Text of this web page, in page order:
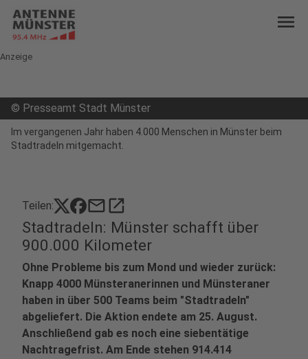
menu
Anzeige
© Presseamt Stadt Münster
Im vergangenen Jahr haben 4.000 Menschen in Münster beim
Stadtradeln mitgemacht.
Teilen: mailopen_in_new
Stadtradeln: Münster schafft über
900.000 Kilometer
Ohne Probleme bis zum Mond und wieder zurück:
Knapp 4000 Münsteranerinnen und Münsteraner
haben in über 500 Teams beim "Stadtradeln"
abgeliefert. Die Aktion endete am 25. August.
Anschließend gab es noch eine siebentätige
Nachtragefrist. Am Ende stehen 914.414